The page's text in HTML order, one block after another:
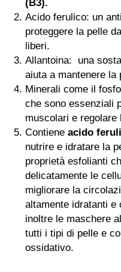
(B3).
Acido ferulico: un
proteggere la pelle
liberi.
Allantoina: una
aiuta a mantenere la
Minerali come il
che sono essenziali
muscolari e regolare
Contieneacido
nutrire e idratare la
proprietà esfolianti
delicatamente le
migliorare la
altamente idratanti e
inoltre le maschere
tutti i tipi di pelle e
ossidativo.